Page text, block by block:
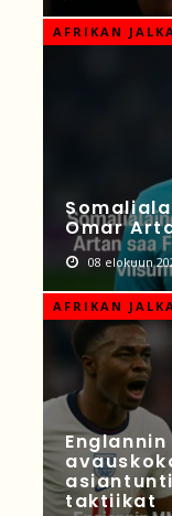
AFRIKAN
Omar
08 elokuun
AFRIKAN
taktiikat